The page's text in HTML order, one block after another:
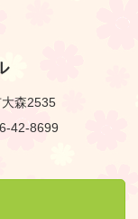
森2535
42-8699